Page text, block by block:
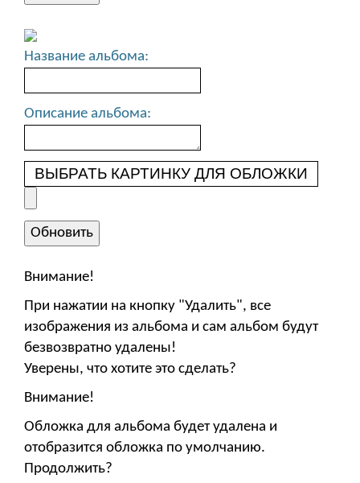
Название альбома:
Описание альбома:
ВЫБРАТЬ КАРТИНКУ ДЛЯ ОБЛОЖКИ
Внимание!
При нажатии на кнопку "Удалить", все
изображения из альбома и сам альбом будут
безвозвратно удалены!
Уверены, что хотите это сделать?
Внимание!
Обложка для альбома будет удалена и
отобразится обложка по умолчанию.
Продолжить?